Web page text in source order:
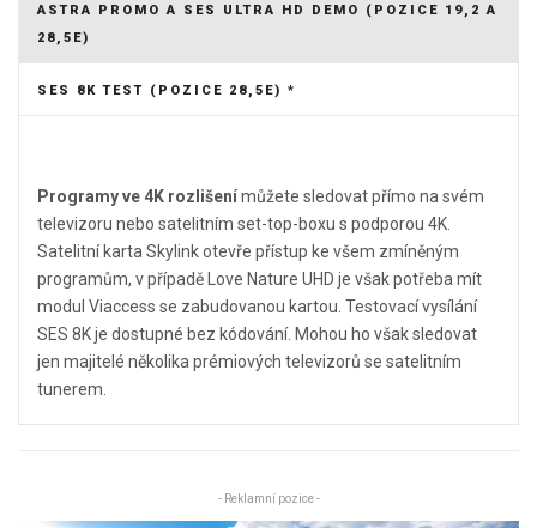
ASTRA PROMO A SES ULTRA HD DEMO (POZICE 19,2 A
28,5E)
SES 8K TEST (POZICE 28,5E) *
Programy ve 4K rozlišenímůžete sledovat přímo na svém
televizoru nebo satelitním set-top-boxu s podporou 4K.
Satelitní karta Skylink otevře přístup ke všem zmíněným
programům, v případě Love Nature UHD je však potřeba mít
modul Viaccess se zabudovanou kartou. Testovací vysílání
SES 8K je dostupné bez kódování. Mohou ho však sledovat
jen majitelé několika prémiových televizorů se satelitním
tunerem.
- Reklamní pozice -